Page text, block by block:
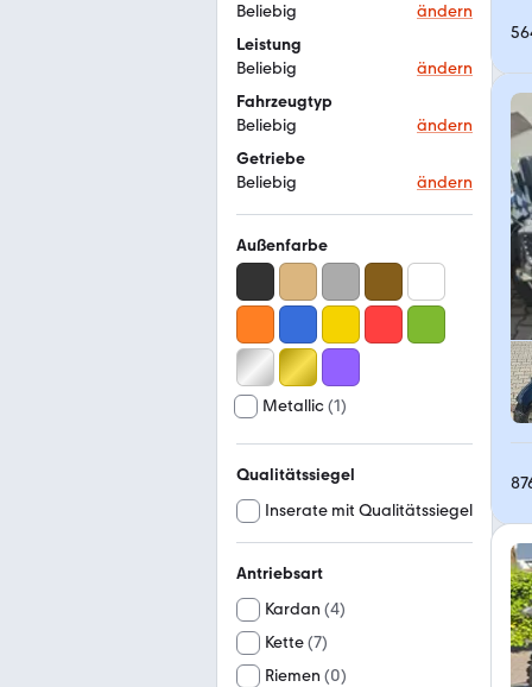
Beliebig
ändern
Leistung
Beliebig
ändern
Fahrzeugtyp
Beliebig
ändern
Getriebe
Beliebig
ändern
Außenfarbe
Metallic(1)
Qualitätssiegel
Inserate mit Qualitätssiegel
Antriebsart
Kardan (4)
Kette(7)
Riemen (0)